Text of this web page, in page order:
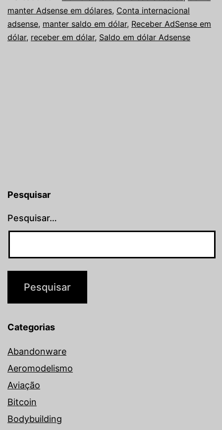
manter Adsense em dólares, Conta internacional
adsense, manter saldo em dólar, Receber AdSense em
dólar, receber em dólar, Saldo em dólar Adsense
Pesquisar
Pesquisar…
Categorias
Abandonware
Aeromodelismo
Aviação
Bitcoin
Bodybuilding